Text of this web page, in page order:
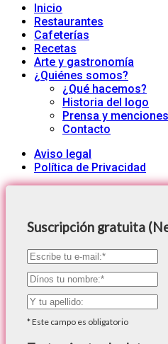
Inicio
Restaurantes
Cafeterías
Recetas
Arte y gastronomía
¿Quiénes somos?
¿Qué hacemos?
Historia del logo
Prensa y menciones
Contacto
Aviso legal
Política de Privacidad
Suscripción gratuita
*Este campo es obligatorio